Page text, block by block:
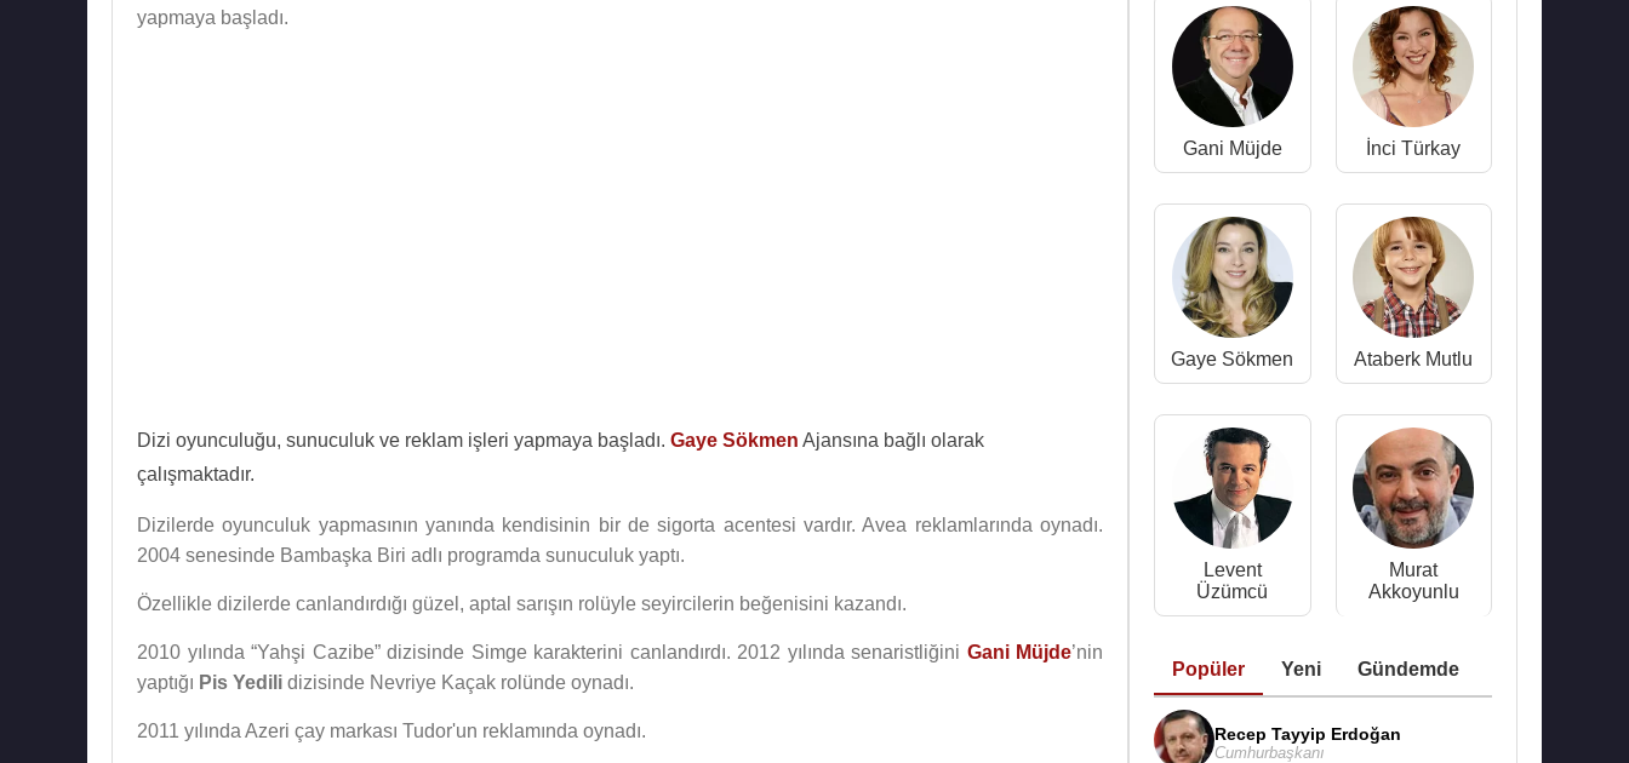
yapmaya başladı.
Dizi oyunculuğu, sunuculuk ve reklam işleri yapmaya başladı. Gaye Sökmen Ajansına bağlı olarak
çalışmaktadır.
Dizilerde oyunculuk yapmasının yanında kendisinin bir de sigorta acentesi vardır. Avea reklamlarında oynadı.
2004 senesinde Bambaşka Biri adlı programda sunuculuk yaptı.
Özellikle dizilerde canlandırdığı güzel, aptal sarışın rolüyle seyircilerin beğenisini kazandı.
2010 yılında “Yahşi Cazibe” dizisinde Simge karakterini canlandırdı. 2012 yılında senaristliğini Gani Müjde’nin
yaptığı Pis Yedili dizisinde Nevriye Kaçak rolünde oynadı.
2011 yılında Azeri çay markası Tudor'un reklamında oynadı.
Gani Müjde İnci Türkay
Gaye Sökmen Ataberk Mutlu
Levent
Üzümcü
Murat
Akkoyunlu
Popüler Yeni Gündemde
Recep Tayyip Erdoğan
Cumhurbaşkanı